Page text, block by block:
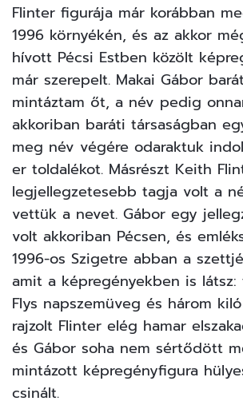
Flinter figurája már korábban
1996 környékén, és az akkor
hívott Pécsi Estben közölt
már szerepelt. Makai Gábor
mintáztam őt, a név pedig
akkoriban baráti társaságban
meg név végére odaraktuk
er toldalékot. Másrészt Keith
legjellegzetesebb tagja volt a
vettük a nevet. Gábor egy
volt akkoriban Pécsen, és
1996-os Szigetre abban a
amit a képregényekben is látsz:
Flys napszemüveg és három
rajzolt Flinter elég hamar
és Gábor soha nem sértődött
mintázott képregényfigura
csinált.